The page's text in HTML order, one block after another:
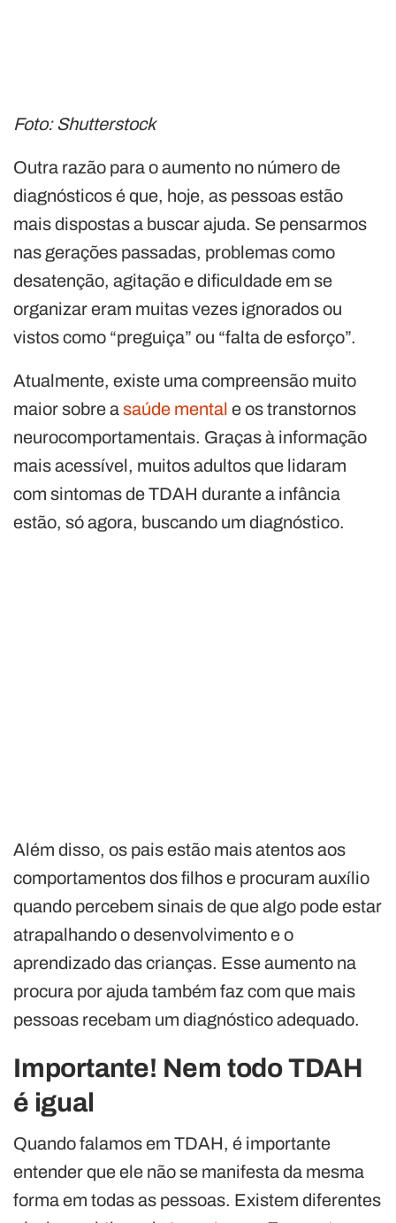
Foto: Shutterstock
Outra razão para o aumento no número de
diagnósticos é que, hoje, as pessoas estão
mais dispostas a buscar ajuda. Se pensarmos
nas gerações passadas, problemas como
desatenção, agitação e dificuldade em se
organizar eram muitas vezes ignorados ou
vistos como “preguiça” ou “falta de esforço”.
Atualmente, existe uma compreensão muito
maior sobre asaúde mental e os transtornos
neurocomportamentais. Graças à informação
mais acessível, muitos adultos que lidaram
com sintomas de TDAH durante a infância
estão, só agora, buscando um diagnóstico.
Além disso, os pais estão mais atentos aos
comportamentos dos filhos e procuram auxílio
quando percebem sinais de que algo pode estar
atrapalhando o desenvolvimento e o
aprendizado das crianças. Esse aumento na
procura por ajuda também faz com que mais
pessoas recebam um diagnóstico adequado.
Importante! Nem todo TDAH
é igual
Quando falamos em TDAH, é importante
entender que ele não se manifesta da mesma
forma em todas as pessoas. Existem diferentes